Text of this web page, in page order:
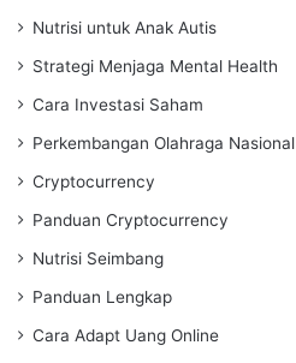
Nutrisi untuk Anak Autis
Strategi Menjaga Mental Health
Cara Investasi Saham
Perkembangan Olahraga Nasional
Cryptocurrency
Panduan Cryptocurrency
Nutrisi Seimbang
Panduan Lengkap
Cara Adapt Uang Online